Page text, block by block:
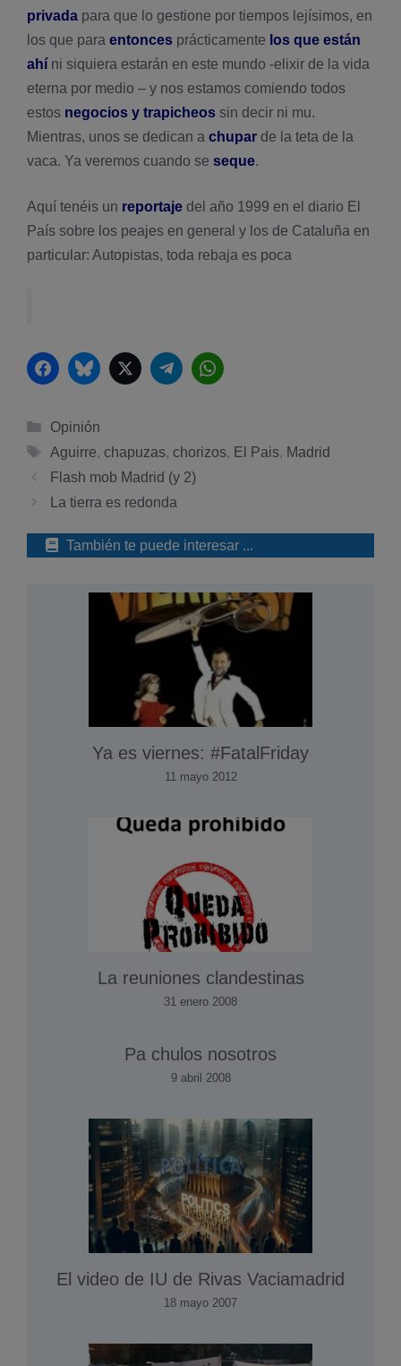
privada para que lo gestione por tiempos lejí­simos, en
los que para entonces prácticamente los que están
ahí­ ni siquiera estarán en este mundo -elixir de la vida
eterna por medio – y nos estamos comiendo todos
estos negocios y trapicheos sin decir ni mu.
Mientras, unos se dedican a chupar de la teta de la
vaca. Ya veremos cuando se seque.
Aquí­ tenéis un reportaje del año 1999 en el diario El
Paí­s sobre los peajes en general y los de Cataluña en
particular: Autopistas, toda rebaja es poca
FacebookBluesky Twitter Telegram
Categorías
Opinión
Etiquetas
Aguirre, chapuzas, chorizos, El Pais, Madrid
Flash mob Madrid (y 2)
La tierra es redonda
También te puede interesar ...
Ya es viernes: #FatalFriday
11 mayo 2012
La reuniones clandestinas
31 enero 2008
Pa chulos nosotros
9 abril 2008
El video de IU de Rivas Vaciamadrid
18 mayo 2007